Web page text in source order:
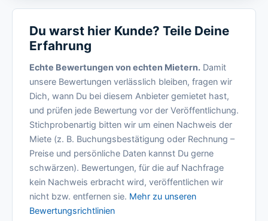
Du warst hier Kunde? Teile Deine
Erfahrung
Echte Bewertungen von echten Mietern. Damit
unsere Bewertungen verlässlich bleiben, fragen wir
Dich, wann Du bei diesem Anbieter gemietet hast,
und prüfen jede Bewertung vor der Veröffentlichung.
Stichprobenartig bitten wir um einen Nachweis der
Miete (z. B. Buchungsbestätigung oder Rechnung –
Preise und persönliche Daten kannst Du gerne
schwärzen). Bewertungen, für die auf Nachfrage
kein Nachweis erbracht wird, veröffentlichen wir
nicht bzw. entfernen sie. Mehr zu unseren
Bewertungsrichtlinien